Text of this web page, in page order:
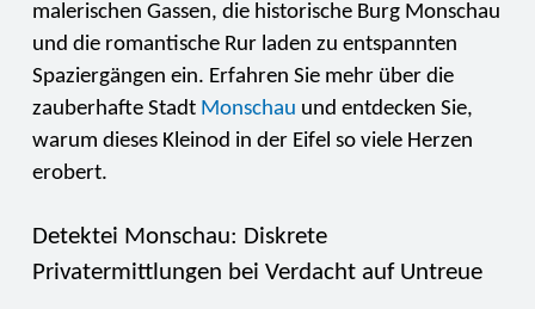
malerischen Gassen, die historische Burg Monschau
und die romantische Rur laden zu entspannten
Spaziergängen ein. Erfahren Sie mehr über die
zauberhafte Stadt Monschau und entdecken Sie,
warum dieses Kleinod in der Eifel so viele Herzen
erobert.
Detektei Monschau: Diskrete
Privatermittlungen bei Verdacht auf Untreue